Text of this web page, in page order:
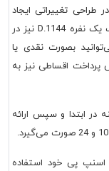
طراحی تغییراتی ایجاد
کنید، حتما به آن‌ها اطلاع دهید. قیمت تخت خواب یک نفره D.1144 نیز در
بصورت نقدی یا
اقساطی نیز به
پرداخت 40 درصد هزینه در ابتدا و سپس ارائه
پی خود استفاده